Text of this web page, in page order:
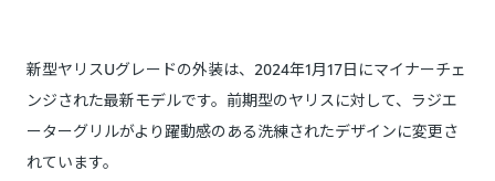
新型ヤリスUグレードの外装は、2024年1月17日にマイナーチェ
ンジされた最新モデルです。前期型のヤリスに対して、ラジエ
ーターグリルがより躍動感のある洗練されたデザインに変更さ
れています。